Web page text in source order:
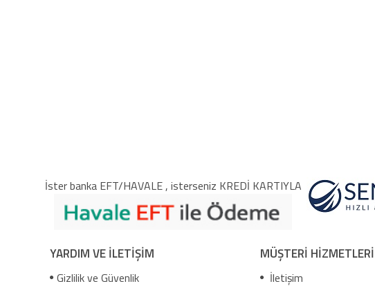
İster banka EFT/HAVALE , isterseniz KREDİ KARTIYLA
YARDIM VE İLETİŞİM
Gizlilik ve Güvenlik
MÜŞTERİ HİZMETLERİ
İletişim